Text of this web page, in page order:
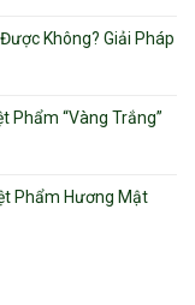
Không? Giải Pháp
Phẩm “Vàng Trắng”
Phẩm Hương Mật